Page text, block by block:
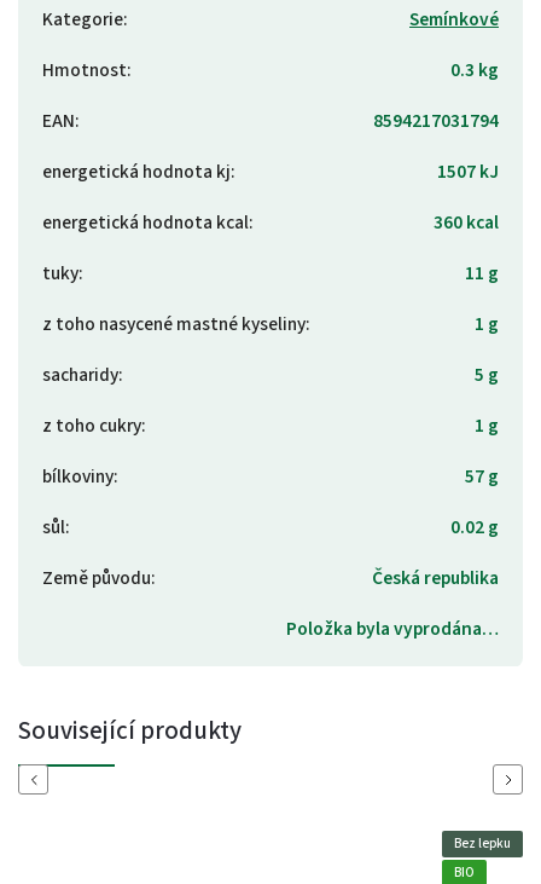
Kategorie:
Semínkové
Hmotnost:
0.3 kg
EAN:
8594217031794
energetická hodnota kj:
1507 kJ
energetická hodnota kcal:
360 kcal
tuky:
11 g
z toho nasycené mastné kyseliny:
1 g
sacharidy:
5 g
z toho cukry:
1 g
bílkoviny:
57 g
sůl:
0.02 g
Země původu:
Česká republika
Položka byla vyprodána…
Související produkty
Previous
Bez lepku
BIO
Next